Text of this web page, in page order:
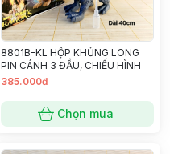
8801B-KL HỘP KHỦNG LONG
PIN CÁNH 3 ĐẦU, CHIẾU HÌNH
385.000đ
Chọn mua